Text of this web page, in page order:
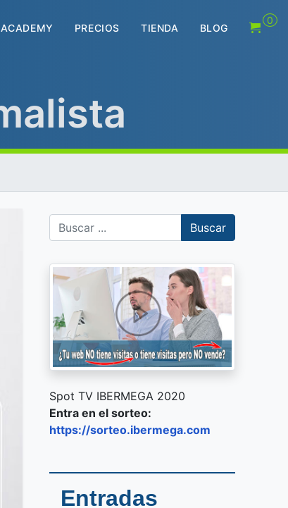
ACADEMY PRECIOS TIENDA BLOG
0
Buscar
Spot TV IBERMEGA 2020
Entra en el sorteo:
https://sorteo.ibermega.com
Entradas